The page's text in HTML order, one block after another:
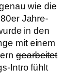
wie die
Jahre-
in den
mit einem
gearbeitet
Intro fühlt